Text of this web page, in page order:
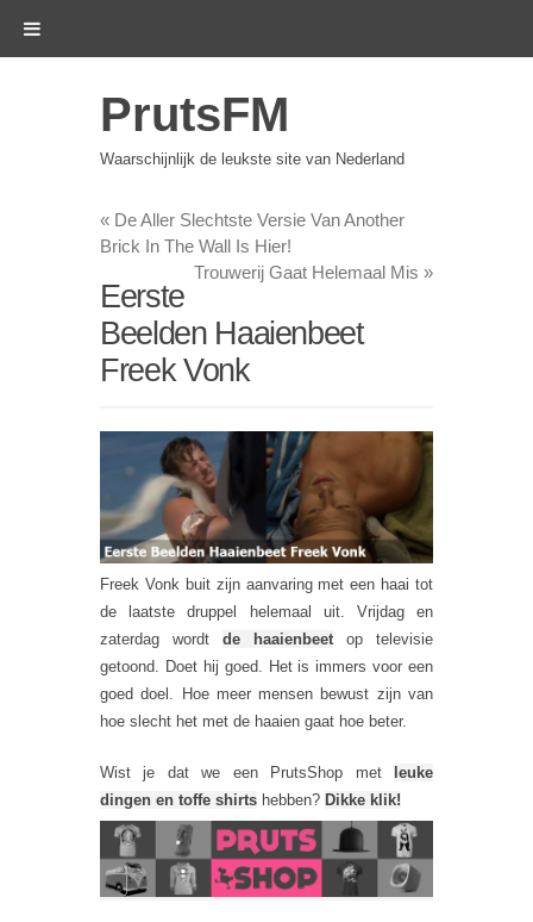
PrutsFM
Waarschijnlijk de leukste site van Nederland
« De Aller Slechtste Versie Van Another
Brick In The Wall Is Hier!
Trouwerij Gaat Helemaal Mis »
Eerste
Beelden Haaienbeet
Freek Vonk
Freek Vonk buit zijn aanvaring met een haai tot
de laatste druppel helemaal uit. Vrijdag en
zaterdag wordt de haaienbeetop televisie
getoond. Doet hij goed. Het is immers voor een
goed doel. Hoe meer mensen bewust zijn van
hoe slecht het met de haaien gaat hoe beter.
Wist je dat we een PrutsShop met leuke
dingen en toffe shirts hebben? Dikke klik!